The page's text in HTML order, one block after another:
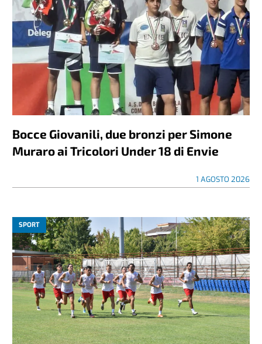
Bocce Giovanili, due bronzi per Simone
Muraro ai Tricolori Under 18 di Envie
1 AGOSTO 2026
SPORT